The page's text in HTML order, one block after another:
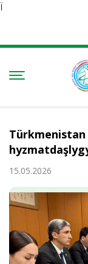
Ï
Türkmenistan
15.05.2026